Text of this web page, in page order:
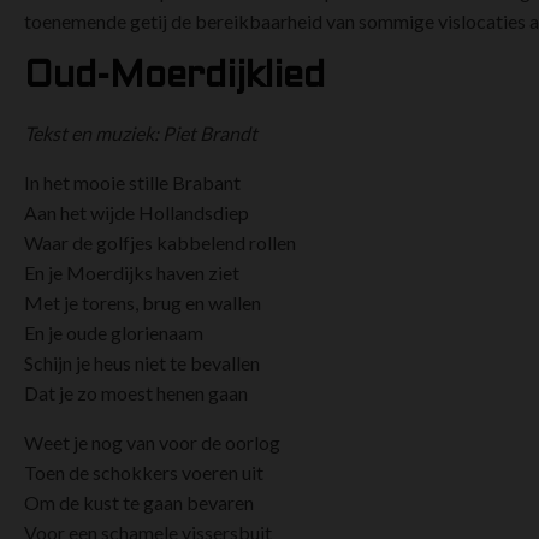
toenemende getij de bereikbaarheid van sommige vislocaties
Oud-Moerdijklied
Tekst en muziek: Piet Brandt
In het mooie stille Brabant
Aan het wijde Hollandsdiep
Waar de golfjes kabbelend rollen
En je Moerdijks haven ziet
Met je torens, brug en wallen
En je oude glorienaam
Schijn je heus niet te bevallen
Dat je zo moest henen gaan
Weet je nog van voor de oorlog
Toen de schokkers voeren uit
Om de kust te gaan bevaren
Voor een schamele vissersbuit